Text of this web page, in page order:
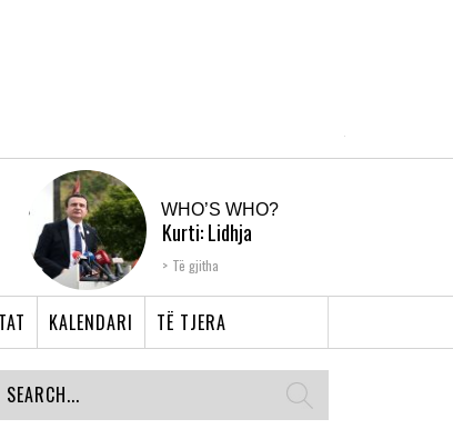
WHO’S WHO?
Kurti: Lidhja
Shqiptare e Prizrenit,
Të gjitha
KALENDARI TË TJERA